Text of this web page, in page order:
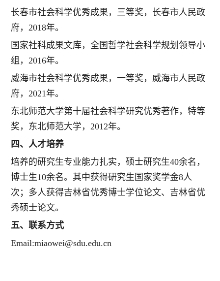
长春市社会科学优秀成果，三等奖，长春市人民政
府，2018年。
国家社科成果文库，全国哲学社会科学规划领导小
组，2016年。
威海市社会科学优秀成果，一等奖，威海市人民政
府，2021年。
东北师范大学第十届社会科学研究优秀著作，特等
奖，东北师范大学，2012年。
四、人才培养
培养的研究生专业能力扎实，硕士研究生40余名，
博士生10余名。其中获得研究生国家奖学金8人
次；多人获得吉林省优秀博士学位论文、吉林省优
秀硕士论文。
五、联系方式
Email:miaowei@sdu.edu.cn